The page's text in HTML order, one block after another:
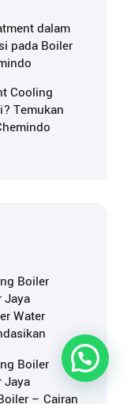
dalam
pada Boiler
Cooling
Temukan
Boiler
Jaya
Water
Boiler
Jaya
– Cairan